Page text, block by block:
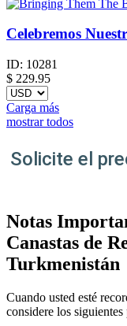
Celebremos
ID: 10281
$ 229.95
Carga más
mostrar todos
Solicite el
Notas
Canastas de
Turkmenistán
Cuando usted esté
considere los siguientes